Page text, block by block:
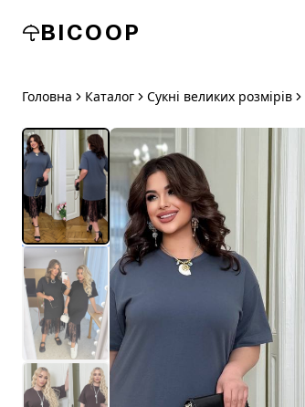
BICOOP
Головна Каталог Сукні великих розмірів